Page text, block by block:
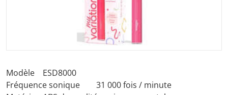
Modèle ESD8000
Fréquence sonique 31 000 fois / minute